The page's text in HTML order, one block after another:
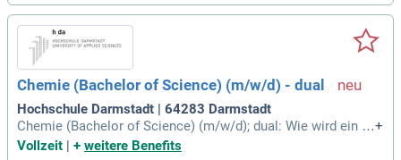
Chemie (Bachelor of Science) (m/w/d) - dual
Hochschule Darmstadt | 64283 Darmstadt
Chemie (Bachelor of Science) (m/w/d); dual: Wie wird ein n
euer flüssigkristalliner Farbstoff für Handy-Displays oder ei
+
Vollzeit | + weitere Benefits